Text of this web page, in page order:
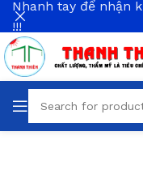
Nhanh tay để nhận
!!!